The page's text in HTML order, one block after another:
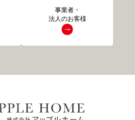
事業者・
法人のお客様